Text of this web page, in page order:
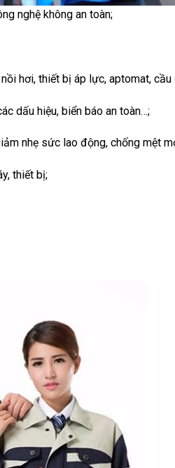
nghệ không an toàn;
hơi, thiết bị áp lực, aptomat,
dấu hiệu, biển báo an toàn…;
nhẹ sức lao động, chống mệt
thiết bị;